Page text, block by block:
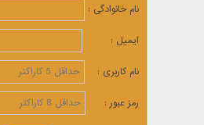
نام خانوادگی :
ایمیل :
نام کاربری :
رمز عبور :